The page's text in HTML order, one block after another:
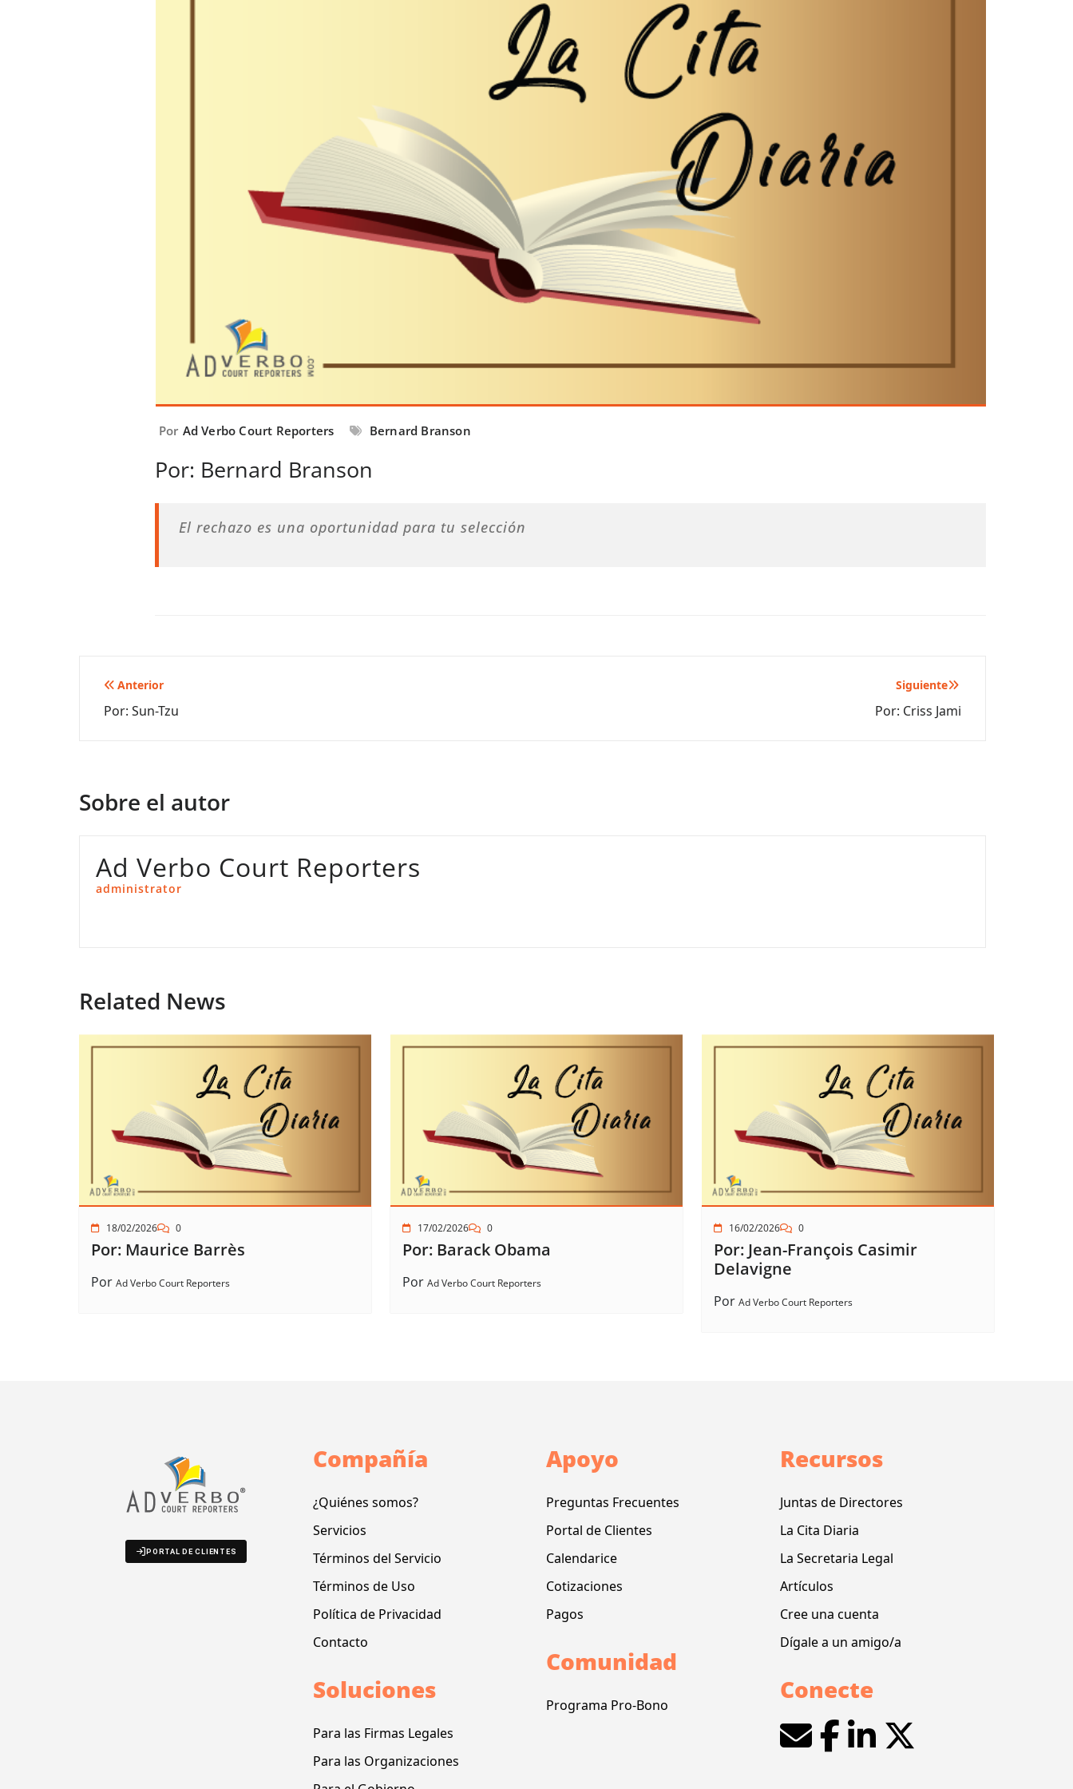
Por Ad Verbo Court Reporters Bernard Branson
Por: Bernard Branson
El rechazo es una oportunidad para tu selección
Navegación
de
Anterior
Por: Sun-Tzu
Siguiente
Por: Criss Jami
Sobre el autor
Ad Verbo Court Reporters
administrator
Related News
18/02/2026 0
Por: Maurice Barrès
Por Ad Verbo Court Reporters
17/02/2026 0
Por: Barack Obama
Por Ad Verbo Court Reporters
16/02/2026 0
Por: Jean-François Casimir
Delavigne
Por Ad Verbo Court Reporters
PORTAL DE CLIENTES
Compañía
¿Quiénes somos?
Servicios
Términos del Servicio
Términos de Uso
Política de Privacidad
Contacto
Soluciones
Para las Firmas Legales
Para las Organizaciones
Apoyo
Preguntas Frecuentes
Portal de Clientes
Calendarice
Cotizaciones
Pagos
Comunidad
Programa Pro-Bono
Recursos
Juntas de Directores
La Cita Diaria
La Secretaria Legal
Artículos
Cree una cuenta
Dígale a un amigo/a
Conecte